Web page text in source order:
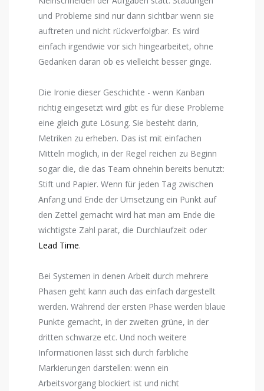
und Probleme sind nur dann sichtbar wenn sie
auftreten und nicht rückverfolgbar. Es wird
einfach irgendwie vor sich hingearbeitet, ohne
Gedanken daran ob es vielleicht besser ginge.
Die Ironie dieser Geschichte - wenn Kanban
richtig eingesetzt wird gibt es für diese Probleme
eine gleich gute Lösung. Sie besteht darin,
Metriken zu erheben. Das ist mit einfachen
Mitteln möglich, in der Regel reichen zu Beginn
sogar die, die das Team ohnehin bereits benutzt:
Stift und Papier. Wenn für jeden Tag zwischen
Anfang und Ende der Umsetzung ein Punkt auf
den Zettel gemacht wird hat man am Ende die
wichtigste Zahl parat, die Durchlaufzeit oder
Lead Time.
Bei Systemen in denen Arbeit durch mehrere
Phasen geht kann auch das einfach dargestellt
werden. Während der ersten Phase werden blaue
Punkte gemacht, in der zweiten grüne, in der
dritten schwarze etc. Und noch weitere
Informationen lässt sich durch farbliche
Markierungen darstellen: wenn ein
Arbeitsvorgang blockiert ist und nicht